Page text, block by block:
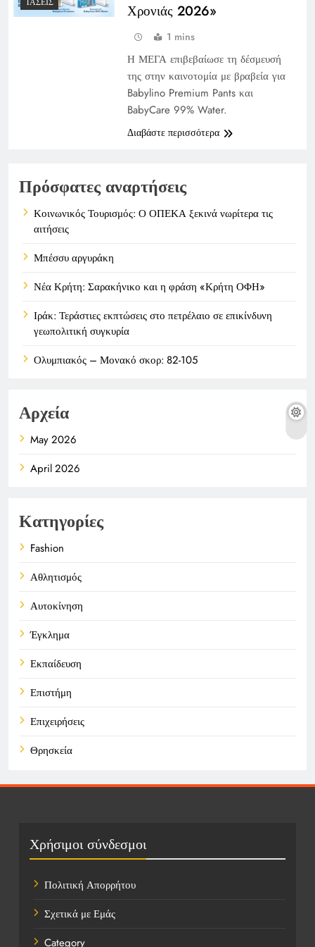
Χρονιάς 2026»
1 mins
Η ΜΕΓΑ επιβεβαίωσε τη δέσμευσή
της στην καινοτομία με βραβεία για
Babylino Premium Pants και
BabyCare 99% Water.
Διαβάστε περισσότερα
Πρόσφατες αναρτήσεις
Κοινωνικός Τουρισμός: Ο ΟΠΕΚΑ ξεκινά νωρίτερα τις
αιτήσεις
Μπέσσυ αργυράκη
Νέα Κρήτη: Σαρακήνικο και η φράση «Κρήτη ΟΦΗ»
Ιράκ: Τεράστιες εκπτώσεις στο πετρέλαιο σε επικίνδυνη
γεωπολιτική συγκυρία
Ολυμπιακός – Μονακό σκορ: 82-105
Αρχεία
May 2026
April 2026
Κατηγορίες
Fashion
Αθλητισμός
Αυτοκίνηση
Έγκλημα
Εκπαίδευση
Επιστήμη
Επιχειρήσεις
Θρησκεία
Πολιτική
Υγεία
Χρήσιμοι σύνδεσμοι
Πολιτική Απορρήτου
Σχετικά με Εμάς
Category